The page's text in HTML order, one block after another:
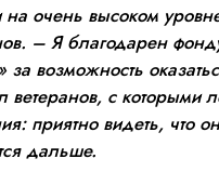
очень высоком
– Я благодарен
за возможность
ветеранов, с которыми
приятно видеть, что
дальше.